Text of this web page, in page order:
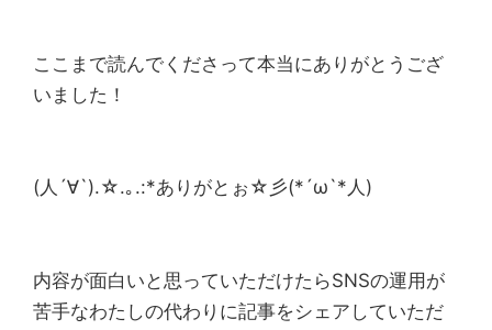
ここまで読んでくださって本当にありがとうござ
いました！
(人´∀`).☆.｡.:*ありがとぉ☆彡(*´ω`*人)
内容が面白いと思っていただけたらSNSの運用が
苦手なわたしの代わりに記事をシェアしていただ